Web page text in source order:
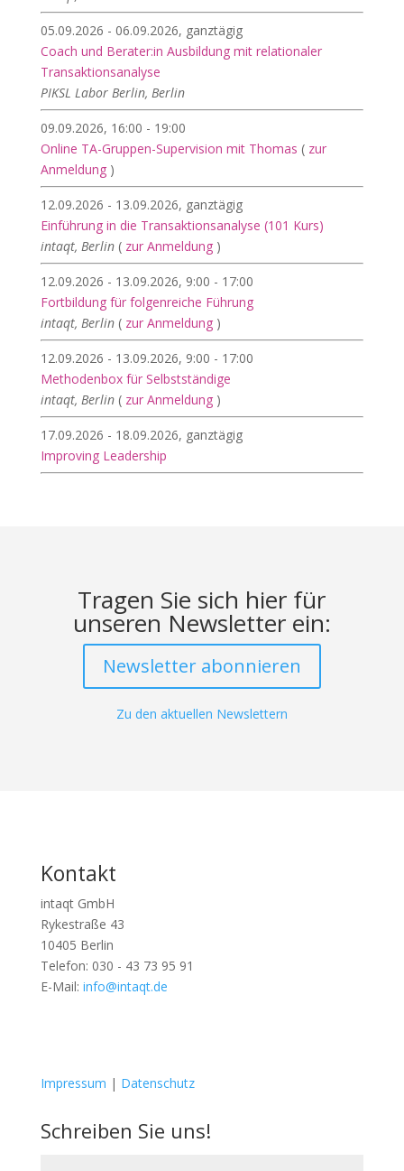
05.09.2026 - 06.09.2026, ganztägig
Coach und Berater:in Ausbildung mit relationaler
Transaktionsanalyse
PIKSL Labor Berlin, Berlin
09.09.2026, 16:00 - 19:00
Online TA-Gruppen-Supervision mit Thomas ( zur
Anmeldung)
12.09.2026 - 13.09.2026, ganztägig
Einführung in die Transaktionsanalyse (101 Kurs)
intaqt, Berlin ( zur Anmeldung)
12.09.2026 - 13.09.2026, 9:00 - 17:00
Fortbildung für folgenreiche Führung
intaqt, Berlin ( zur Anmeldung)
12.09.2026 - 13.09.2026, 9:00 - 17:00
Methodenbox für Selbstständige
intaqt, Berlin ( zur Anmeldung)
17.09.2026 - 18.09.2026, ganztägig
Improving Leadership
Tragen Sie sich hier für
unseren Newsletter ein:
Newsletter abonnieren
Zu den aktuellen Newslettern
Kontakt
intaqt GmbH
Rykestraße 43
10405 Berlin
Telefon: 030 - 43 73 95 91
E-Mail: info@intaqt.de
Impressum | Datenschutz
Schreiben Sie uns!